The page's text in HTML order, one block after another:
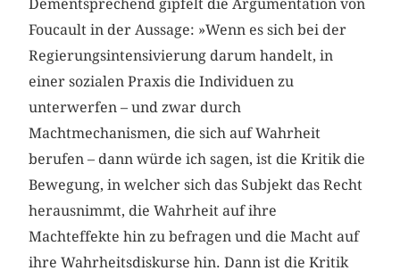
Dementsprechend gipfelt die Argumentation von
Foucault in der Aussage: »Wenn es sich bei der
Regierungsintensivierung darum handelt, in
einer sozialen Praxis die Individuen zu
unterwerfen – und zwar durch
Machtmechanismen, die sich auf Wahrheit
berufen – dann würde ich sagen, ist die Kritik die
Bewegung, in welcher sich das Subjekt das Recht
herausnimmt, die Wahrheit auf ihre
Machteffekte hin zu befragen und die Macht auf
ihre Wahrheitsdiskurse hin. Dann ist die Kritik